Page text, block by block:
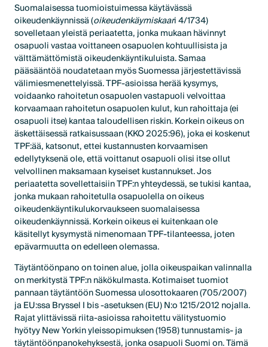
Suomalaisessa tuomioistuimessa käytävässä
oikeudenkäynnissä (oikeudenkäymiskaari 4/1734)
sovelletaan yleistä periaatetta, jonka mukaan hävinnyt
osapuoli vastaa voittaneen osapuolen kohtuullisista ja
välttämättömistä oikeudenkäyntikuluista. Samaa
pääsääntöä noudatetaan myös Suomessa järjestettävissä
välimiesmenettelyissä. TPF-asioissa herää kysymys,
voidaanko rahoitetun osapuolen vastapuoli velvoittaa
korvaamaan rahoitetun osapuolen kulut, kun rahoittaja (ei
osapuoli itse) kantaa taloudellisen riskin. Korkein oikeus on
äskettäisessä ratkaisussaan (KKO 2025:96), joka ei koskenut
TPF:ää, katsonut, ettei kustannusten korvaamisen
edellytyksenä ole, että voittanut osapuoli olisi itse ollut
velvollinen maksamaan kyseiset kustannukset. Jos
periaatetta sovellettaisiin TPF:n yhteydessä, se tukisi kantaa,
jonka mukaan rahoitetulla osapuolella on oikeus
oikeudenkäyntikulukorvaukseen suomalaisessa
oikeudenkäynnissä. Korkein oikeus ei kuitenkaan ole
käsitellyt kysymystä nimenomaan TPF-tilanteessa, joten
epävarmuutta on edelleen olemassa.
Täytäntöönpano on toinen alue, jolla oikeuspaikan valinnalla
on merkitystä TPF:n näkökulmasta. Kotimaiset tuomiot
pannaan täytäntöön Suomessa ulosottokaaren (705/2007)
ja EU:ssa Bryssel I bis -asetuksen (EU) N:o 1215/2012 nojalla.
Rajat ylittävissä riita-asioissa rahoitettu välitystuomio
hyötyy New Yorkin yleissopimuksen (1958) tunnustamis- ja
täytäntöönpanokehyksestä, jonka osapuoli Suomi on. Tämä